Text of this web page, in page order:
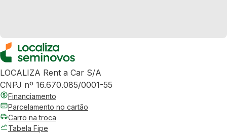
LOCALIZA Rent a Car S/A
CNPJ nº 16.670.085/0001-55
Financiamento
Parcelamento no cartão
Carro na troca
Tabela Fipe